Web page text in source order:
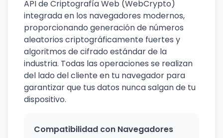
API de Criptografía Web (WebCrypto)
integrada en los navegadores modernos,
proporcionando generación de números
aleatorios criptográficamente fuertes y
algoritmos de cifrado estándar de la
industria. Todas las operaciones se realizan
del lado del cliente en tu navegador para
garantizar que tus datos nunca salgan de tu
dispositivo.
Compatibilidad con Navegadores